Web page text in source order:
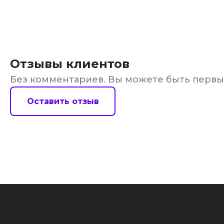
Отзывы клиентов
Без комментариев. Вы можете быть
Оставить отзыв